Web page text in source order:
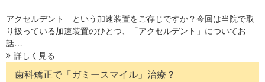
アクセルデント という加速装置をご存じですか？今回は当院で取
り扱っている加速装置のひとつ、「アクセルデント」についてお
話…
詳しく見る
歯科矯正で「ガミースマイル」治療？